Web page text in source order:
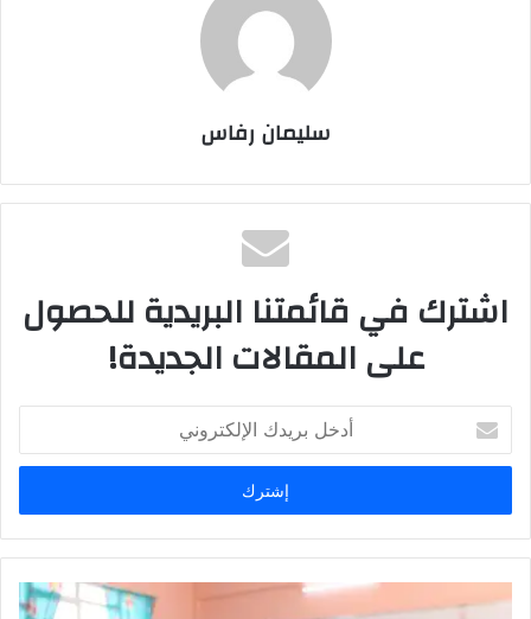
سليمان رفاس
اشترك في قائمتنا البريدية للحصول
على المقالات الجديدة!
بريدك
الإلكتروني